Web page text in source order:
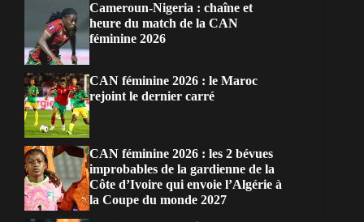
Cameroun-Nigeria : chaîne et
heure du match de la CAN
féminine 2026
CAN féminine 2026 : le Maroc
rejoint le dernier carré
CAN féminine 2026 : les 2 bévues
improbables de la gardienne de la
Côte d’Ivoire qui envoie l’Algérie à
la Coupe du monde 2027